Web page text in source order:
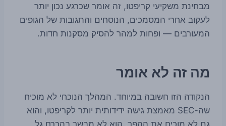
מבחינת משקיעי קריפטו, זה אומר שכרגע נכון יותר
לעקוב אחרי המסמכים, הנוסחים והתגובות של הגופים
המעורבים — ופחות למהר להסיק מסקנות חדות.
מה זה לא אומר
הנקודה הזו חשובה במיוחד. המהלך הנוכחי לא מוכיח
שה-SEC מאמצת גישה ידידותית יותר לקריפטו, והוא
גם לא מוכיח את ההפך. הוא לא מבשר בהכרח גל